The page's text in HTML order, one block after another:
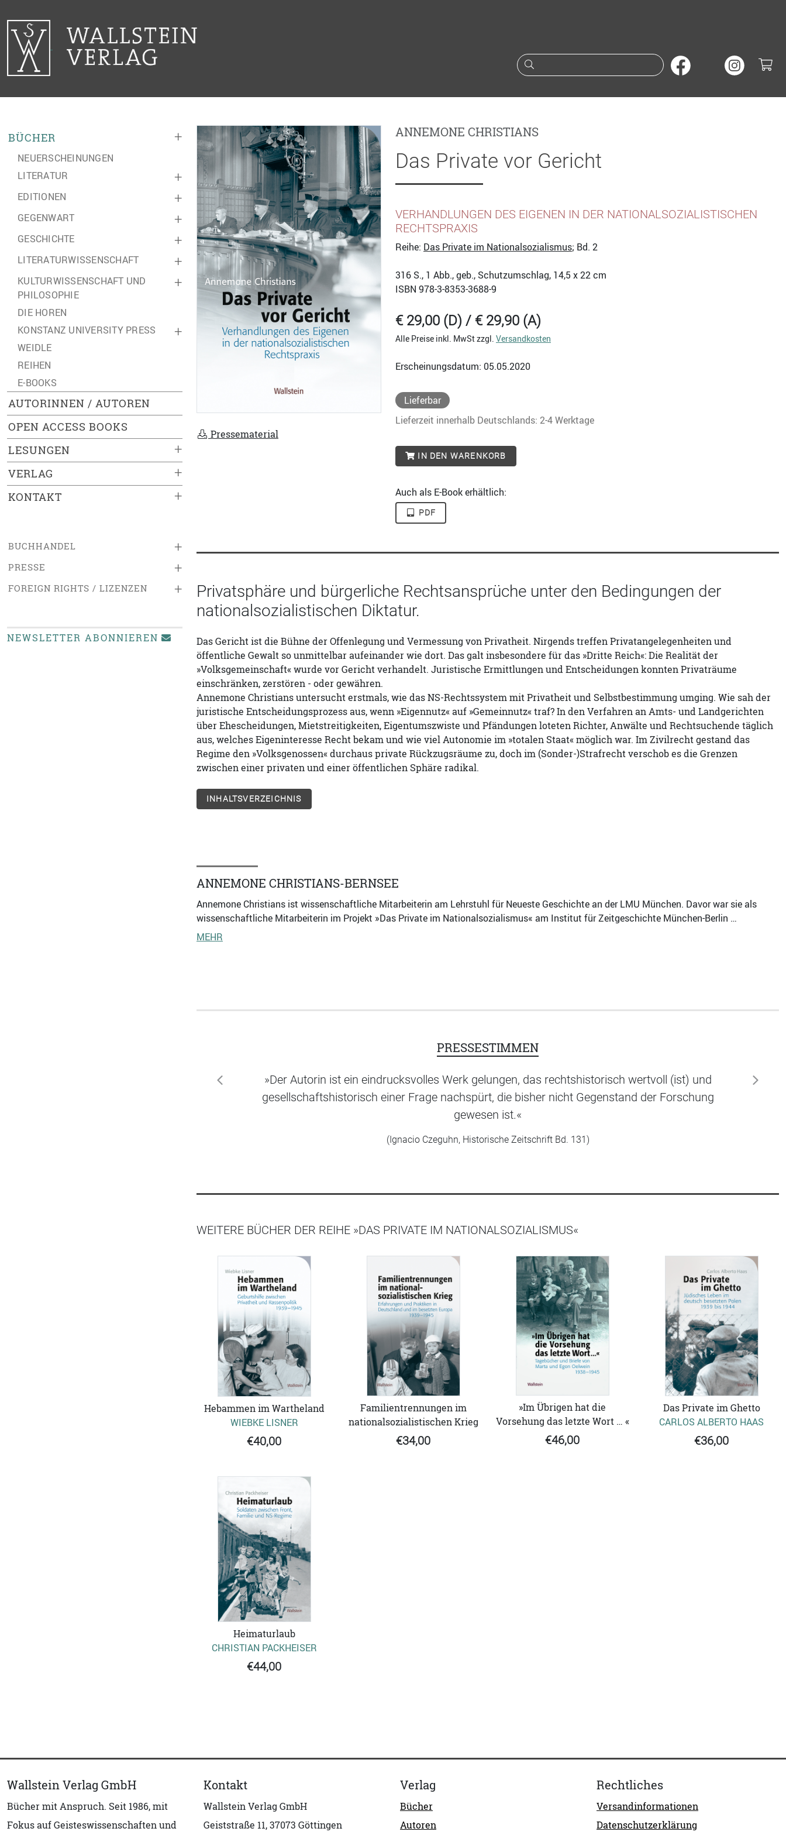
Suche nach Büchern oder
+
BÜCHER
NEUERSCHEINUNGEN
+
LITERATUR
+
EDITIONEN
+
GEGENWART
+
GESCHICHTE
+
LITERATURWISSENSCHAFT
+
KULTURWISSENSCHAFT UND
PHILOSOPHIE
DIE HOREN
+
KONSTANZ UNIVERSITY PRESS
WEIDLE
REIHEN
E-BOOKS
AUTORINNEN / AUTOREN
OPEN ACCESS BOOKS
+
LESUNGEN
+
VERLAG
+
KONTAKT
+
BUCHHANDEL
+
PRESSE
+
FOREIGN RIGHTS / LIZENZEN
NEWSLETTER ABONNIEREN
Pressematerial
ANNEMONE CHRISTIANS
Das Private vor Gericht
VERHANDLUNGEN DES EIGENEN IN DER NATIONALSOZIALISTISCHEN
RECHTSPRAXIS
Reihe: Das Private im Nationalsozialismus; Bd. 2
316 S., 1 Abb., geb., Schutzumschlag, 14,5 x 22 cm
ISBN 978-3-8353-3688-9
€ 29,00 (D) / € 29,90 (A)
Alle Preise inkl. MwSt zzgl. Versandkosten
Erscheinungsdatum: 05.05.2020
Lieferbar
Lieferzeit innerhalb Deutschlands: 2-4 Werktage
IN DEN WARENKORB
Auch als E-Book erhältlich:
PDF
Privatsphäre und bürgerliche Rechtsansprüche unter den Bedingungen der
nationalsozialistischen Diktatur.
Das Gericht ist die Bühne der Offenlegung und Vermessung von Privatheit. Nirgends treffen Privatangelegenheiten und
öffentliche Gewalt so unmittelbar aufeinander wie dort. Das galt insbesondere für das »Dritte Reich«: Die Realität der
»Volksgemeinschaft« wurde vor Gericht verhandelt. Juristische Ermittlungen und Entscheidungen konnten Privaträume
einschränken, zerstören - oder gewähren.
Annemone Christians untersucht erstmals, wie das NS-Rechtssystem mit Privatheit und Selbstbestimmung umging. Wie sah der
juristische Entscheidungsprozess aus, wenn »Eigennutz« auf »Gemeinnutz« traf? In den Verfahren an Amts- und Landgerichten
über Ehescheidungen, Mietstreitigkeiten, Eigentumszwiste und Pfändungen loteten Richter, Anwälte und Rechtsuchende täglich
aus, welches Eigeninteresse Recht bekam und wie viel Autonomie im »totalen Staat« möglich war. Im Zivilrecht gestand das
Regime den »Volksgenossen« durchaus private Rückzugsräume zu, doch im (Sonder-)Strafrecht verschob es die Grenzen
zwischen einer privaten und einer öffentlichen Sphäre radikal.
INHALTSVERZEICHNIS
ANNEMONE CHRISTIANS-BERNSEE
Annemone Christians ist wissenschaftliche Mitarbeiterin am Lehrstuhl für Neueste Geschichte an der LMU München. Davor war sie als
wissenschaftliche Mitarbeiterin im Projekt »Das Private im Nationalsozialismus« am Institut für Zeitgeschichte München-Berlin …
MEHR
PRESSESTIMMEN
»Der Autorin ist ein eindrucksvolles Werk gelungen, das rechtshistorisch wertvoll (ist) und
gesellschaftshistorisch einer Frage nachspürt, die bisher nicht Gegenstand der Forschung
gewesen ist.«
(Ignacio Czeguhn, Historische Zeitschrift Bd. 131)
zurück weiter
WEITERE BÜCHER DER REIHE »DAS PRIVATE IM NATIONALSOZIALISMUS«
Hebammen im Wartheland
WIEBKE LISNER
€40,00
Familientrennungen im
nationalsozialistischen Krieg
€34,00
»Im Übrigen hat die
Vorsehung das letzte Wort … «
€46,00
Das Private im Ghetto
CARLOS ALBERTO HAAS
€36,00
Heimaturlaub
CHRISTIAN PACKHEISER
€44,00
Wallstein Verlag GmbH
Bücher mit Anspruch. Seit 1986, mit
Fokus auf Geisteswissenschaften und
Kontakt
Wallstein Verlag GmbH
Geiststraße 11, 37073 Göttingen
Verlag
Bücher
Autoren
Rechtliches
Versandinformationen
Datenschutzerklärung